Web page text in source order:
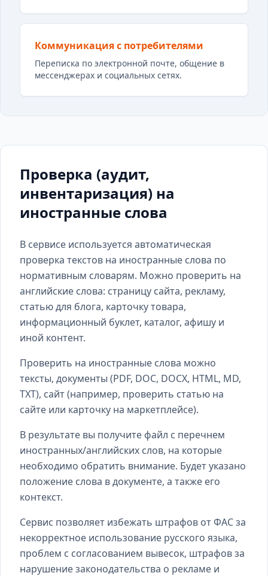
Коммуникация с потребителями
Переписка по электронной почте, общение в
мессенджерах и социальных сетях.
Проверка (аудит,
инвентаризация) на
иностранные слова
В сервисе используется автоматическая
проверка текстов на иностранные слова по
нормативным словарям. Можно проверить на
английские слова: страницу сайта, рекламу,
статью для блога, карточку товара,
информационный буклет, каталог, афишу и
иной контент.
Проверить на иностранные слова можно
тексты, документы (PDF, DOC, DOCX, HTML, MD,
TXT), сайт (например, проверить статью на
сайте или карточку на маркетплейсе).
В результате вы получите файл с перечнем
иностранных/английских слов, на которые
необходимо обратить внимание. Будет указано
положение слова в документе, а также его
контекст.
Сервис позволяет избежать штрафов от ФАС за
некорректное использование русского языка,
проблем с согласованием вывесок, штрафов за
нарушение законодательства о рекламе и